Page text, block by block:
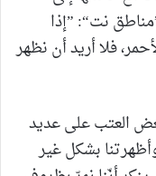
نت“: ”إذا
فلا أريد أن نظهر
العتب على عديد
بشكل غير